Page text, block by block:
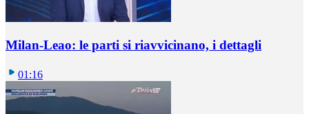
Milan-Leao: le parti si riavvicinano, i dettagli
01:16